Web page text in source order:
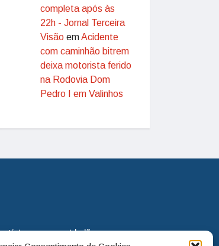
completa após às
22h - Jornal Terceira
Visão emAcidente
com caminhão bitrem
deixa motorista ferido
na Rodovia Dom
Pedro I em Valinhos
para os cidadãos